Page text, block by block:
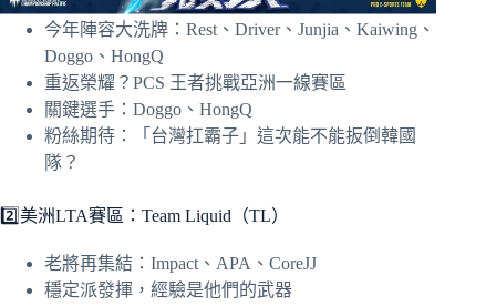
今年陣容大洗牌：Rest、Driver、Junjia、Kaiwing、
Doggo、HongQ
重返榮耀？PCS 王者挑戰亞洲一線賽區
關鍵選手：Doggo、HongQ
粉絲期待：「台灣扛霸子」這次能不能扳倒韓國
隊？
2️⃣美洲LTA賽區：Team Liquid（TL）
老將再集結：Impact、APA、CoreJJ
穩定派發揮，經驗是他們的武器